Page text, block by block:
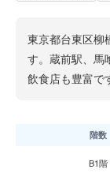
東京都台東区柳
す。蔵前駅、馬
飲食店も豊富で
階数
B1階